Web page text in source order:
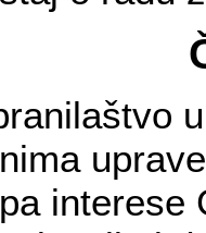
interese